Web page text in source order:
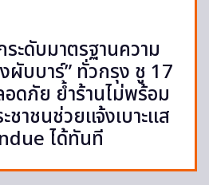
ะดับมาตรฐานความ
ผับบาร์” ทั่วกรุง ชู 17
ดภัย ย้ำร้านไม่พร้อม
ชาชนช่วยแจ้งเบาะแส
ได้ทันที